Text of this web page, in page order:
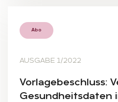
Abo
AUSGABE 1/2022
Vor­la­ge­be­schluss:
Ge­sund­heits­da­ten